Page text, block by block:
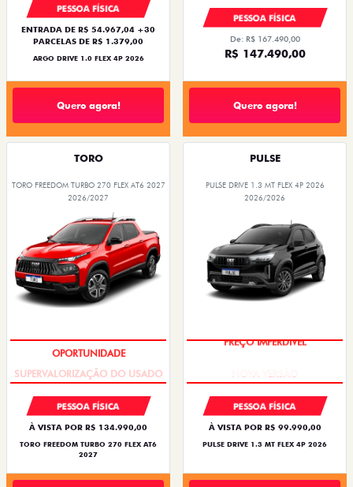
PESSOA FÍSICA
ENTRADA DE R$ 54.967,04 +30
PARCELAS DE R$ 1.379,00
ARGO DRIVE 1.0 FLEX 4P 2026
Quero agora!
PESSOA FÍSICA
De: R$ 167.490,00
R$ 147.490,00
Quero agora!
TORO
TORO FREEDOM TURBO 270 FLEX AT6 2027
2026/2027
OPORTUNIDADE
PESSOA FÍSICA
À VISTA POR R$ 134.990,00
TORO FREEDOM TURBO 270 FLEX AT6
2027
PULSE
PULSE DRIVE 1.3 MT FLEX 4P 2026
2026/2026
PREÇO IMPERDÍVEL
PESSOA FÍSICA
À VISTA POR R$ 99.990,00
PULSE DRIVE 1.3 MT FLEX 4P 2026